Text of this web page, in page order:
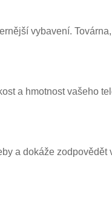
vybavení.
a hmotnost vašeho
a dokáže zodpovědět